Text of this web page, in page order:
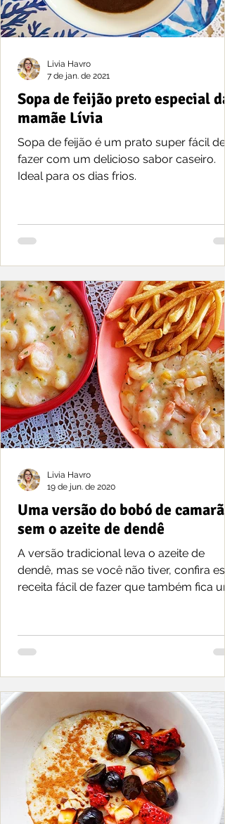
Sopa de feijão preto especial da
mamãe Lívia
Sopa de feijão é um prato super fácil de
fazer com um delicioso sabor caseiro.
Ideal para os dias frios.
Livia Havro
7 de jan. de 2021
Uma versão do bobó de camarão
sem o azeite de dendê
A versão tradicional leva o azeite de
dendê, mas se você não tiver, confira
receita fácil de fazer que também fica
Livia Havro
19 de jun. de 2020